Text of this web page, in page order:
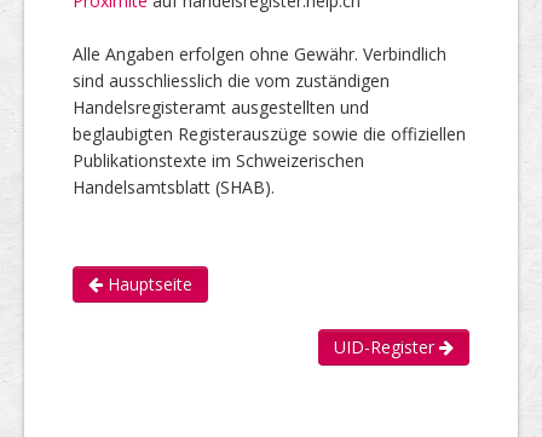
Alle Angaben erfolgen ohne Gewähr. Verbindlich
sind ausschliesslich die vom zuständigen
Handelsregisteramt ausgestellten und
beglaubigten Registerauszüge sowie die offiziellen
Publikationstexte im Schweizerischen
Handelsamtsblatt (SHAB).
Hauptseite
UID-Register